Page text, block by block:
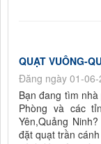
QUẠT VUÔNG-
Đăng ngày 01-
Bạn đang tìm
Phòng và các
Yên,Quảng
đặt quạt trần